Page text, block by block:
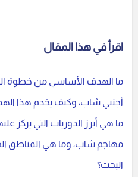
اقرأ في هذا المقال
ما الهدف الأساسي من خطوة
أجنبي شاب، وكيف يخدم هذا
ما هي أبرز الدوريات التي يركز
مهاجم شاب، وما هي المناطق
البحث؟